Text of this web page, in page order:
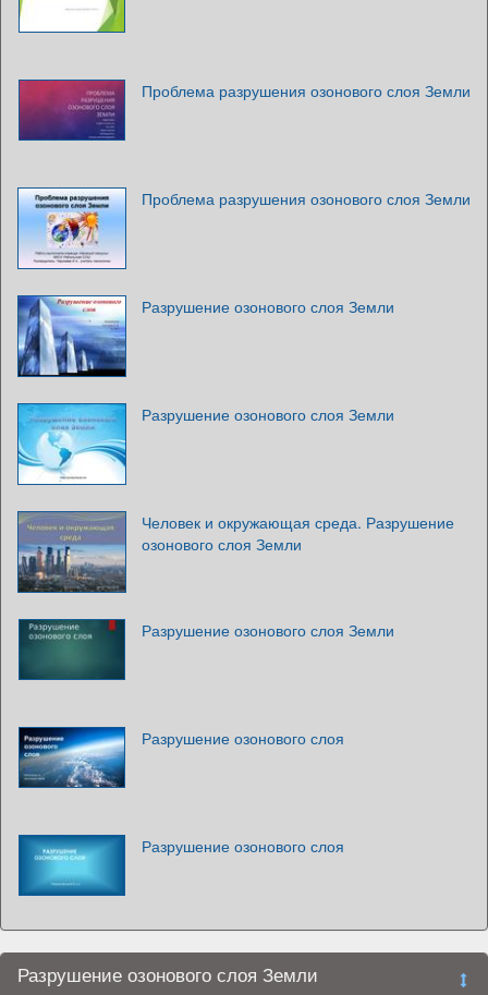
Проблема разрушения озонового слоя Земли
Проблема разрушения озонового слоя Земли
Разрушение озонового слоя Земли
Разрушение озонового слоя Земли
Человек и окружающая среда. Разрушение
озонового слоя Земли
Разрушение озонового слоя Земли
Разрушение озонового слоя
Разрушение озонового слоя
Разрушение озонового слоя Земли